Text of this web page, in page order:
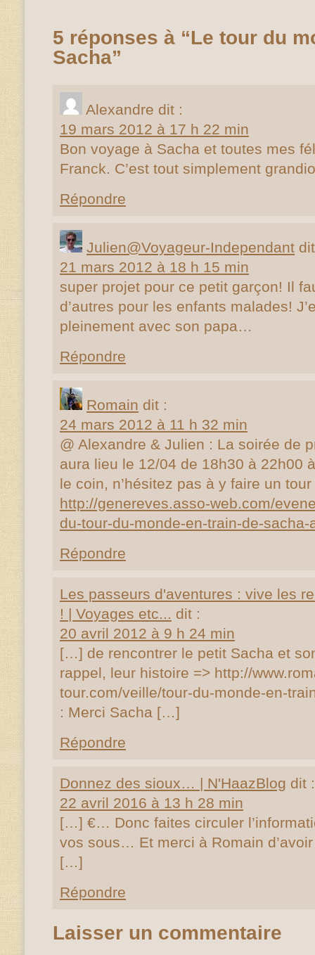
5 réponses à “Le tour du
Sacha”
Alexandre dit :
19 mars 2012 à 17 h 22 min
Bon voyage à Sacha et toutes mes
Franck. C’est tout simplement
Répondre
Julien@Voyageur-Independant
21 mars 2012 à 18 h 15 min
super projet pour ce petit garçon! Il
d’autres pour les enfants malades!
pleinement avec son papa…
Répondre
Romain dit :
24 mars 2012 à 11 h 32 min
@ Alexandre & Julien : La soirée de
aura lieu le 12/04 de 18h30 à 22h00
le coin, n’hésitez pas à y faire un
http://genereves.asso-web.com/
du-tour-du-monde-en-train-de-sacha-
Répondre
Les passeurs d'aventures : vive les
! | Voyages etc... dit :
20 avril 2012 à 9 h 24 min
[…] de rencontrer le petit Sacha et
rappel, leur histoire => http://
tour.com/veille/tour-du-monde-en-
: Merci Sacha […]
Répondre
Donnez des sioux… | N'HaazBlog dit :
22 avril 2016 à 13 h 28 min
[…] €… Donc faites circuler
vos sous… Et merci à Romain
[…]
Répondre
Laisser un commentaire